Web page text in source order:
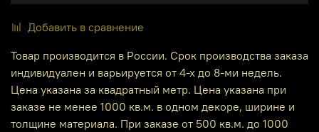
Добавить в сравнение
Товар производится в России. Срок производства заказа
индивидуален и варьируется от 4-х до 8-ми недель.
Цена указана за квадратный метр. Цена указана при
заказе не менее 1000 кв.м. в одном декоре, ширине и
толщине материала. При заказе от 500 кв.м. до 1000